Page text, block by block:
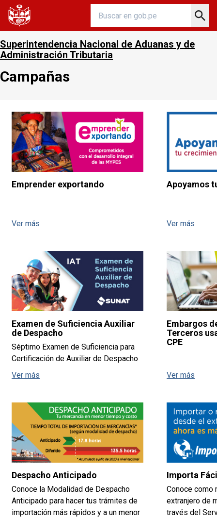
Superintendencia Nacional de Aduanas y de
Administración Tributaria
Campañas
Emprender exportando
Ver más
Apoyamos
Ver más
Examen de Suficiencia Auxiliar
de Despacho
Séptimo Examen de Suficiencia para
Certificación de Auxiliar de Despacho
Ver más
Embargos
Terceros
CPE
Ver más
Despacho Anticipado
Conoce la Modalidad de Despacho
Anticipado para hacer tus trámites de
importación más rápidos y a un menor
Importa
Conoce como
extranjero de
través del